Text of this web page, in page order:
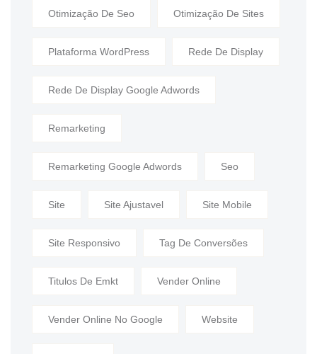
Otimização De Seo Otimização De Sites
Plataforma WordPress Rede De Display
Rede De Display Google Adwords
Remarketing
Remarketing Google Adwords Seo
Site Site Ajustavel Site Mobile
Site Responsivo Tag De Conversões
Titulos De Emkt Vender Online
Vender Online No Google Website